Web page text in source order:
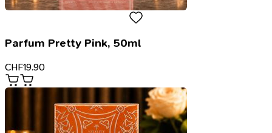
Parfum Pretty Pink, 50ml
CHF19.90